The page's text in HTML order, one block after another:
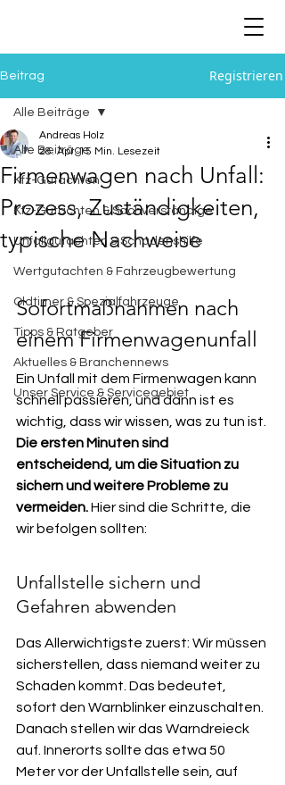
Beitrag Registrieren
Alle Beiträge
Kfz-Gutachten
Kfz-Gutachten & Sachverständige
Unfallgutachten & Schadenshilfe
Wertgutachten & Fahrzeugbewertung
Oldtimer & Spezialfahrzeuge
Tipps & Ratgeber
Aktuelles & Branchennews
Unser Service & Servicegebiet
Alle Beiträge
Firmenwagen nach Unfall:
Prozess, Zuständigkeiten,
typische Nachweise
Andreas Holz
28. Apr. 15 Min. Lesezeit
Sofortmaßnahmen nach
einem Firmenwagenunfall
Ein Unfall mit dem Firmenwagen kann
schnell passieren, und dann ist es
wichtig, dass wir wissen, was zu tun ist.
Die ersten Minuten sind
entscheidend, um die Situation zu
sichern und weitere Probleme zu
vermeiden. Hier sind die Schritte, die
wir befolgen sollten:
Unfallstelle sichern und
Gefahren abwenden
Das Allerwichtigste zuerst: Wir müssen
sicherstellen, dass niemand weiter zu
Schaden kommt. Das bedeutet,
sofort den Warnblinker einzuschalten.
Danach stellen wir das Warndreieck
auf. Innerorts sollte das etwa 50
Meter vor der Unfallstelle sein, auf